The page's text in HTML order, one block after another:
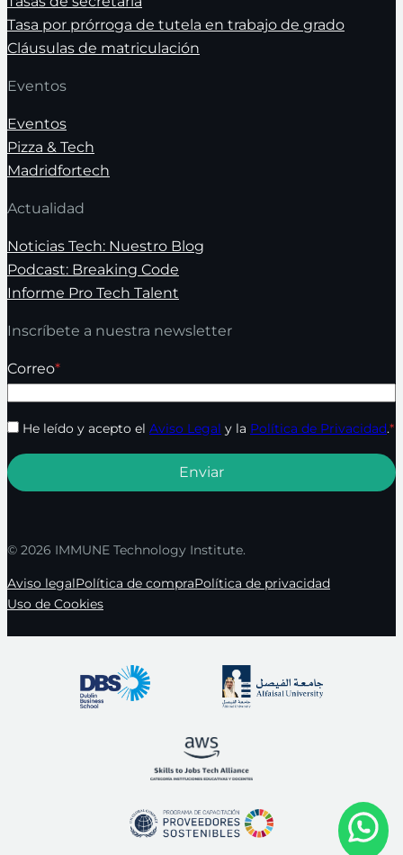
Tasa por prórroga de tutela en trabajo de grado
Cláusulas de matriculación
Eventos
Eventos
Pizza & Tech
Madridfortech
Actualidad
Noticias Tech: Nuestro Blog
Podcast: Breaking Code
Informe Pro Tech Talent
Inscríbete a nuestra newsletter
Correo*
He leído y acepto el Aviso Legal y la Política de Privacidad.*
© 2026 IMMUNE Technology Institute.
Aviso legalPolítica de compraPolítica de privacidad
Uso de Cookies